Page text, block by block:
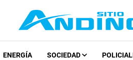
ENERGÍA SOCIEDAD